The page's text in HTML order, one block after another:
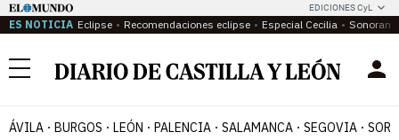
EDICIONES CyL
ES NOTICIA Eclipse Recomendaciones eclipse Especial Cecilia
Menú
ÁVILA BURGOS LEÓN PALENCIA SALAMANCA SEGOVIA